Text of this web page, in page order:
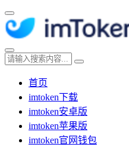
首页
imtoken下载
imtoken安卓版
imtoken苹果版
imtoken官网钱包